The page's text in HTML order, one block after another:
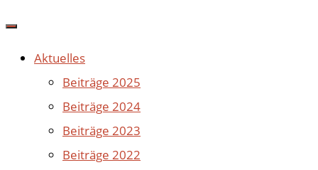
Aktuelles
Beiträge 2025
Beiträge 2024
Beiträge 2023
Beiträge 2022